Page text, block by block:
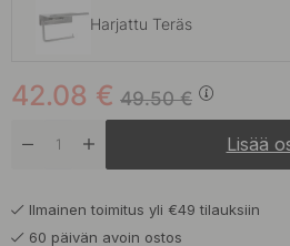
Harjattu Teräs
Kromi49.50€
42.08 €
Lisää
Ilmainen toimitus yli €49 tilauksiin
60 päivän avoin ostos